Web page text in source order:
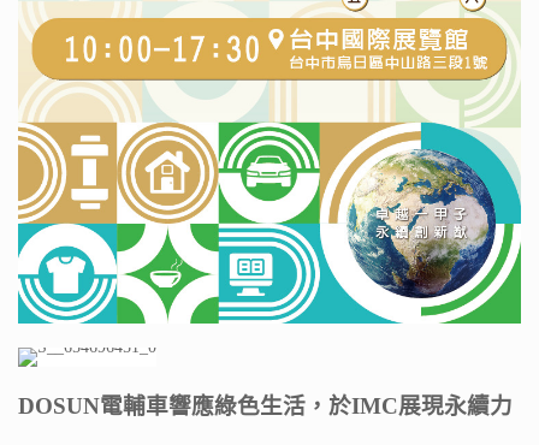
DOSUN電輔車響應綠色生活，於IMC展現永續力